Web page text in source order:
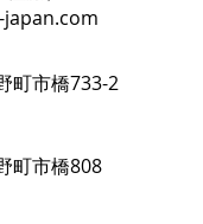
町市橋733-2
町市橋808